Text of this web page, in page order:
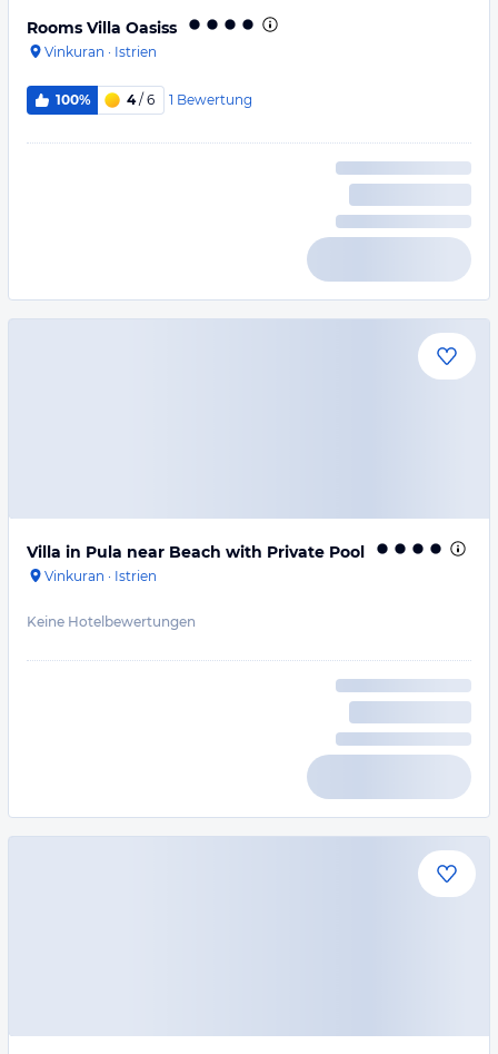
Rooms Villa Oasiss
Vinkuran · Istrien
100% 4/ 6 1 Bewertung
Villa in Pula near Beach with Private Pool
Vinkuran · Istrien
Keine Hotelbewertungen